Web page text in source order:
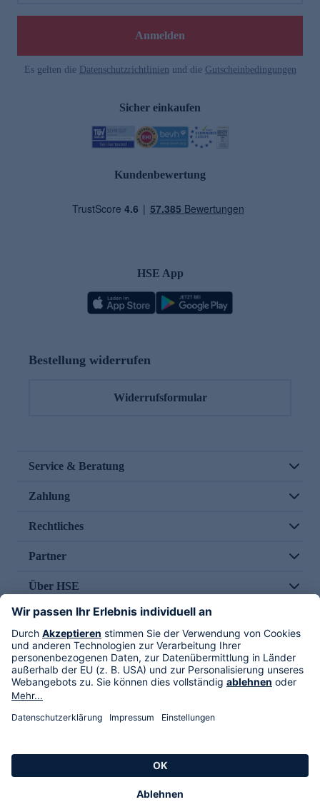
Anmelden
Es gelten die Datenschutzrichtlinien und die Gutscheinbedingungen
Sicher einkaufen
Kundenbewertung
HSE App
Bestellung widerrufen
Widerrufsformular
Service & Beratung
Zahlung
Rechtliches
Partner
Über HSE
Im TV
HSE International